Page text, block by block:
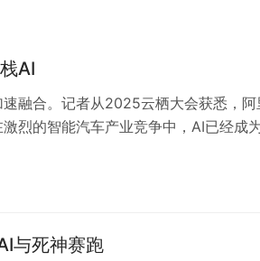
AI
融合。记者从2025云栖大会获悉，阿
烈的智能汽车产业竞争中，AI已经成
与死神赛跑